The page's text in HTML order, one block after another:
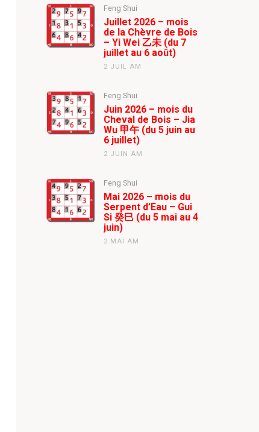
Feng Shui
Juillet 2026 – mois
de la Chèvre de Bois
– Yi Wei 乙未 (du 7
juillet au 6 août)
2 JUIL AM
Feng Shui
Juin 2026 – mois du
Cheval de Bois – Jia
Wu 甲午 (du 5 juin au
6 juillet)
2 JUIN AM
Feng Shui
Mai 2026 – mois du
Serpent d’Eau – Gui
Si 癸巳 (du 5 mai au 4
juin)
2 MAI AM